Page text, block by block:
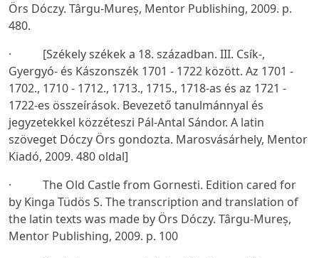
Örs Dóczy. Târgu-Mureș, Mentor Publishing, 2009. p.
480.
· [Székely székek a 18. században. III. Csík-,
Gyergyó- és Kászonszék 1701 - 1722 között. Az 1701 -
1702., 1710 - 1712., 1713., 1715., 1718-as és az 1721 -
1722-es összeírások. Bevezető tanulmánnyal és
jegyzetekkel közzéteszi Pál-Antal Sándor. A latin
szöveget Dóczy Örs gondozta. Marosvásárhely, Mentor
Kiadó, 2009. 480 oldal]
· The Old Castle from Gornesti. Edition cared for
by Kinga Tüdös S. The transcription and translation of
the latin texts was made by Örs Dóczy. Târgu-Mureș,
Mentor Publishing, 2009. p. 100